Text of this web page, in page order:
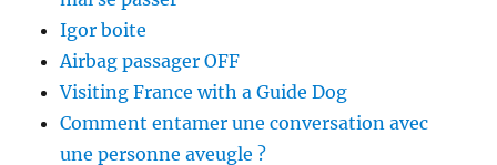
Igor boite
Airbag passager OFF
Visiting France with a Guide Dog
Comment entamer une conversation avec
une personne aveugle ?